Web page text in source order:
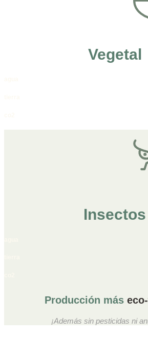
Vegetal
Insectos
Producción más
¡Además sin pesticidas ni